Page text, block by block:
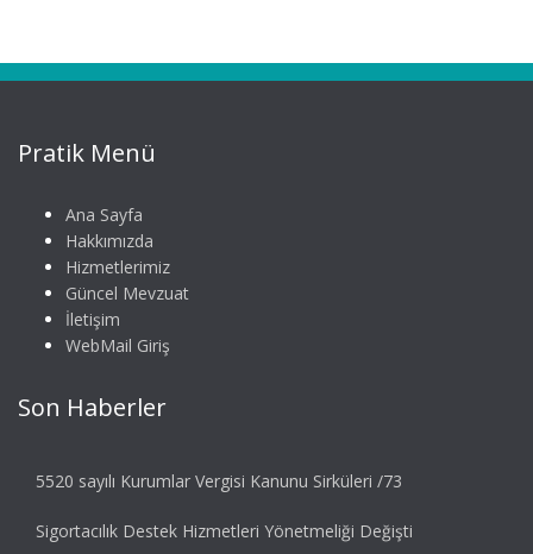
Pratik Menü
Ana Sayfa
Hakkımızda
Hizmetlerimiz
Güncel Mevzuat
İletişim
WebMail Giriş
Son Haberler
5520 sayılı Kurumlar Vergisi Kanunu Sirküleri /73
Sigortacılık Destek Hizmetleri Yönetmeliği Değişti